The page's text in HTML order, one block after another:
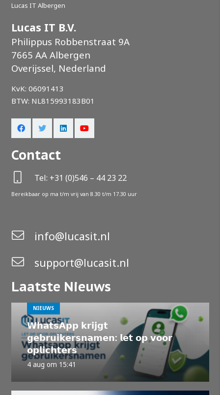
Lucas IT Albergen
Lucas IT B.V.
Philippus Robbenstraat 9A
7665 AA Albergen
Overijssel, Nederland
KvK: 06091413
BTW: NL815993183B01
Contact
Tel: +31 (0)546 – 44 23 22
Bereikbaar op ma t/m vrij van 8.30 t/m 17.30 uur
info@lucasit.nl
support@lucasit.nl
Laatste Nieuws
NIEUWS
𝗪𝗵𝗮𝘁𝘀𝗔𝗽𝗽 𝗸𝗿𝗶𝗷𝗴𝘁
𝗴𝗲𝗯𝗿𝘂𝗶𝗸𝗲𝗿𝘀𝗻𝗮𝗺𝗲𝗻: 𝗹𝗲𝘁 𝗼𝗽 𝘃𝗼𝗼𝗿
𝗼𝗽𝗹𝗶𝗰𝗵𝘁𝗲𝗿𝘀
4 aug om 15:41